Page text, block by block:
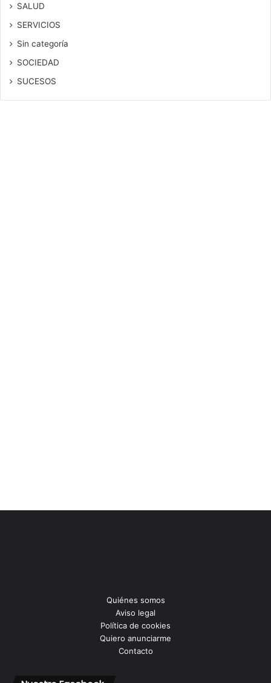
SALUD
SERVICIOS
Sin categoría
SOCIEDAD
SUCESOS
Quiénes somos
Aviso legal
Política de cookies
Quiero anunciarme
Contacto